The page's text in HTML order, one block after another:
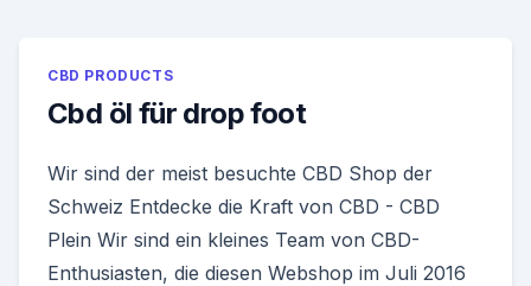
CBD PRODUCTS
Cbd öl für drop foot
Wir sind der meist besuchte CBD Shop der
Schweiz Entdecke die Kraft von CBD - CBD
Plein Wir sind ein kleines Team von CBD-
Enthusiasten, die diesen Webshop im Juli 2016